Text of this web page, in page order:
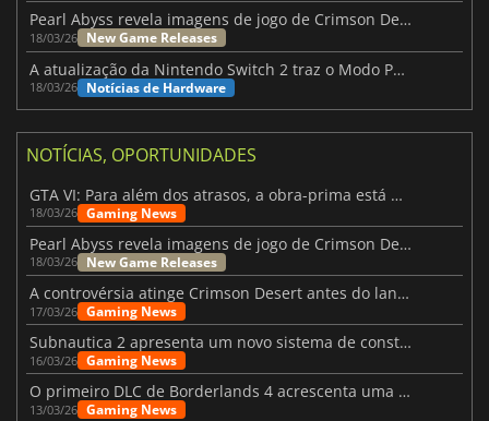
Pearl Abyss revela imagens de jogo de Crimson Desert para a PS5
18/03/26 New Game Releases
A atualização da Nintendo Switch 2 traz o Modo Portátil aos jogos mais antigos da Switch
18/03/26 Notícias de Hardware
NOTÍCIAS, OPORTUNIDADES
GTA VI: Para além dos atrasos, a obra-prima está quase a chegar
18/03/26 Gaming News
Pearl Abyss revela imagens de jogo de Crimson Desert para a PS5
18/03/26 New Game Releases
A controvérsia atinge Crimson Desert antes do lançamento
17/03/26 Gaming News
Subnautica 2 apresenta um novo sistema de construção de bases
16/03/26 Gaming News
O primeiro DLC de Borderlands 4 acrescenta uma nova personagem e muito mais
13/03/26 Gaming News